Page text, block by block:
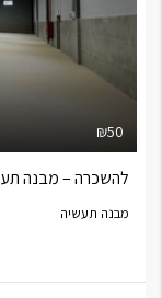
₪50
להשכרה – מבנה
מבנה תעשיה